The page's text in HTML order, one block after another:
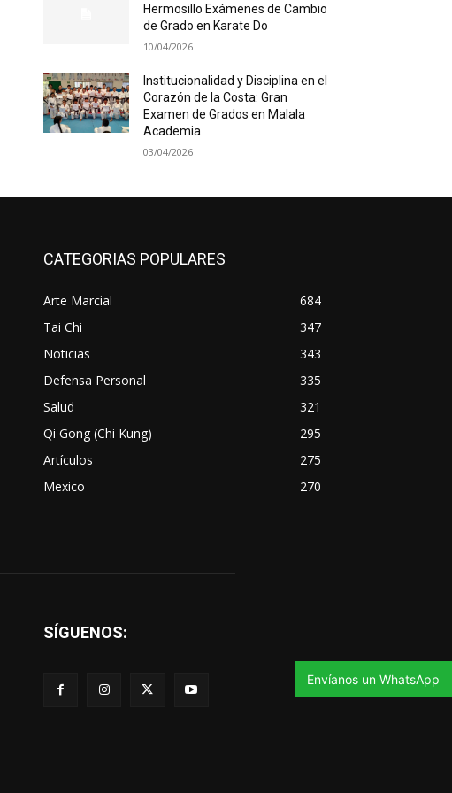
Hermosillo Exámenes de Cambio
de Grado en Karate Do
10/04/2026
Institucionalidad y Disciplina en el
Corazón de la Costa: Gran
Examen de Grados en Malala
Academia
03/04/2026
CATEGORIAS POPULARES
Arte Marcial
684
Tai Chi
347
Noticias
343
Defensa Personal
335
Salud
321
Qi Gong (Chi Kung)
295
Artículos
275
Mexico
270
SÍGUENOS:
Envíanos un WhatsApp